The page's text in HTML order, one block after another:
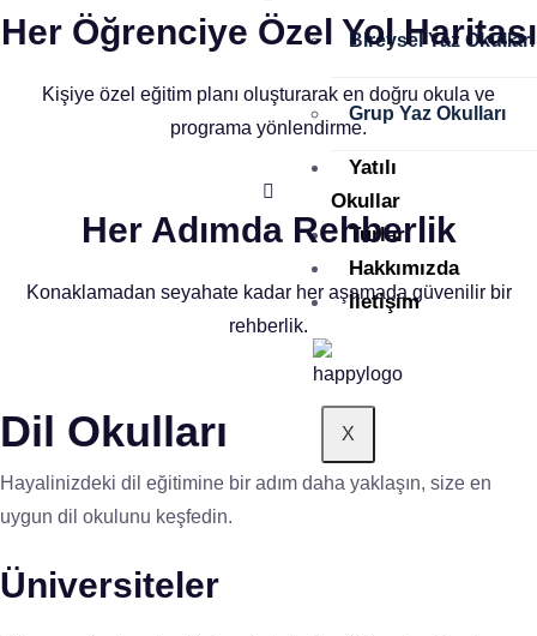
Bireysel Yaz Okulları
Grup Yaz Okulları
Yatılı
Okullar
Turlar
Hakkımızda
İletişim
X
Her Öğrenciye Özel Yol Haritası
Kişiye özel eğitim planı oluşturarak en doğru okula ve
programa yönlendirme.
Her Adımda Rehberlik
Konaklamadan seyahate kadar her aşamada güvenilir bir
rehberlik.
Dil Okulları
Hayalinizdeki dil eğitimine bir adım daha yaklaşın, size en
uygun dil okulunu keşfedin.
Üniversiteler